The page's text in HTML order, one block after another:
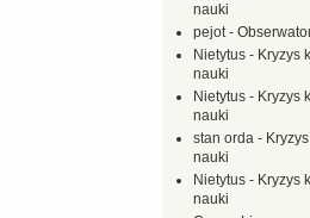
nauki
pejot-
Nietytus - Kryzys
nauki
Nietytus - Kryzys
nauki
stan orda -
nauki
Nietytus - Kryzys
nauki